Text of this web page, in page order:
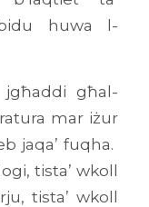
huwa l-
jgħaddi għal-
mar iżur
jaqa’ fuqha.
tista’ wkoll
tista’ wkoll